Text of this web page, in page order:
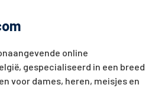
online
gespecialiseerd in een breed
voor dames, heren, meisjes en